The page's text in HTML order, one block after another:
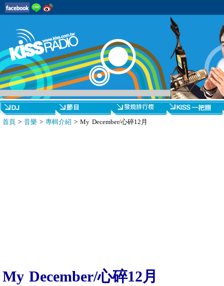
首頁 > 音樂 > 專輯介紹 > My December/心碎12月
My December/心碎12月